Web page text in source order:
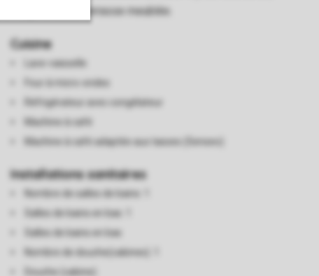
linge et d'une terrasse meublée.
Cuisine
Lave-vaisselle
Four à micro-ondes
Réfrigérateur avec congélateur
Machine à café
Machine à café adaptée aux tasses (Senseo)
Installations sanitaires
Nombre de salles de bains: 1
Salles de bains en bas: 1
Salles de bains en bas
Nombre de douche(cabines): 1
Douche (cabine)